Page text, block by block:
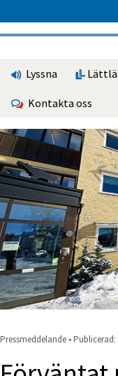
Lyssna
Kontakta oss
Pressmeddelande • Publicerad: